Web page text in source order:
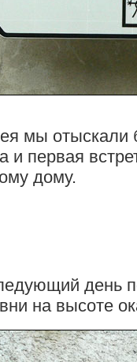
мы отыскали
и первая
дому.
день
на высоте